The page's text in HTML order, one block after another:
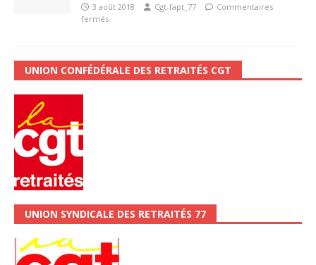
3 août 2018 Cgt-fapt_77
Commentaires
fermés
UNION CONFÉDÉRALE DES RETRAITÉS CGT
UNION SYNDICALE DES RETRAITÉS 77